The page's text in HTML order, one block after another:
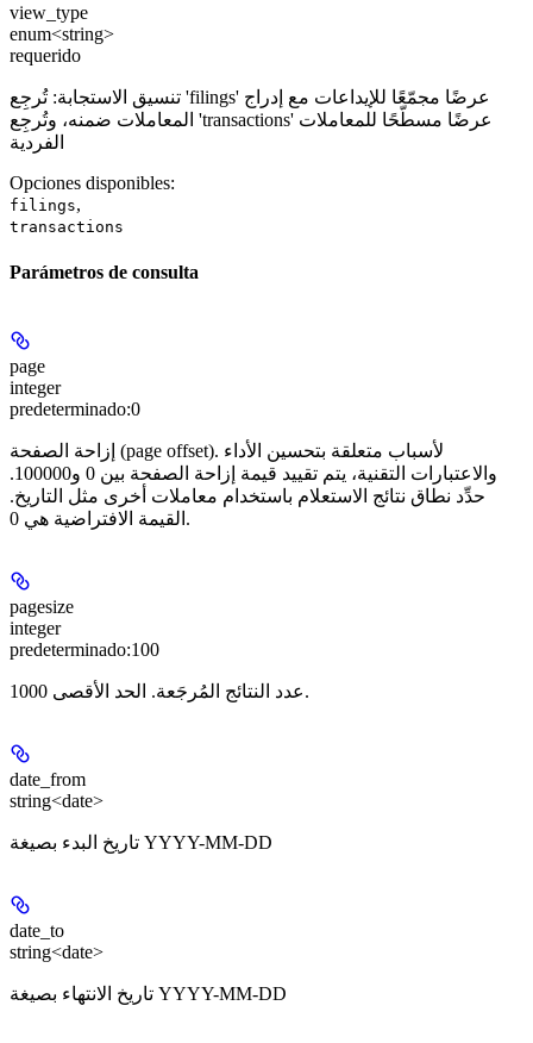
view_type
enum<string>
requerido
تنسيق الاستجابة: تُرجِع 'filings' عرضًا مجمّعًا للإيداعات مع إدراج
المعاملات ضمنه، وتُرجِع 'transactions' عرضًا مسطّحًا للمعاملات
الفردية
Opciones disponibles:
filings,
transactions
Parámetros de consulta
page
integer
predeterminado:0
إزاحة الصفحة (page offset). لأسباب متعلقة بتحسين الأداء
والاعتبارات التقنية، يتم تقييد قيمة إزاحة الصفحة بين 0 و100000.
حدِّد نطاق نتائج الاستعلام باستخدام معاملات أخرى مثل التاريخ.
القيمة الافتراضية هي 0.
pagesize
integer
predeterminado:100
عدد النتائج المُرجَعة. الحد الأقصى 1000.
date_from
string<date>
تاريخ البدء بصيغة YYYY-MM-DD
date_to
string<date>
تاريخ الانتهاء بصيغة YYYY-MM-DD